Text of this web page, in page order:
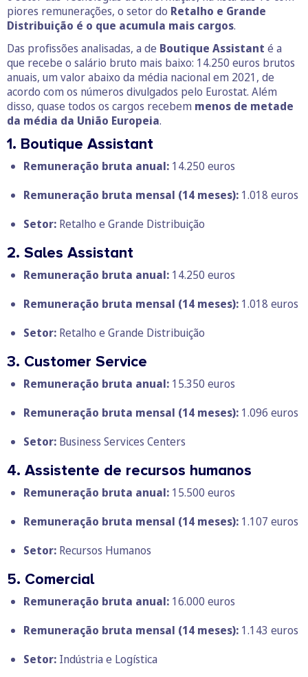
piores remunerações, o setor do Retalho e Grande
Distribuição é o que acumula mais cargos.
Das profissões analisadas, a de Boutique Assistant é a
que recebe o salário bruto mais baixo: 14.250 euros brutos
anuais, um valor abaixo da média nacional em 2021, de
acordo com os números divulgados pelo Eurostat. Além
disso, quase todos os cargos recebem menos de metade
da média da União Europeia.
1. Boutique Assistant
Remuneração bruta anual: 14.250 euros
Remuneração bruta mensal (14 meses): 1.018 euros
Setor: Retalho e Grande Distribuição
2. Sales Assistant
Remuneração bruta anual: 14.250 euros
Remuneração bruta mensal (14 meses): 1.018 euros
Setor: Retalho e Grande Distribuição
3. Customer Service
Remuneração bruta anual: 15.350 euros
Remuneração bruta mensal (14 meses): 1.096 euros
Setor: Business Services Centers
4. Assistente de recursos humanos
Remuneração bruta anual: 15.500 euros
Remuneração bruta mensal (14 meses): 1.107 euros
Setor: Recursos Humanos
5. Comercial
Remuneração bruta anual: 16.000 euros
Remuneração bruta mensal (14 meses): 1.143 euros
Setor: Indústria e Logística